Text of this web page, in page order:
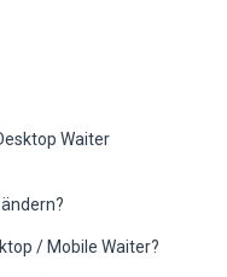
Waiter
/ Mobile Waiter?